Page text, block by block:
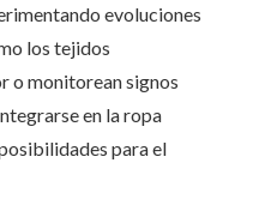
evoluciones
los tejidos
o monitorean signos
en la ropa
para el